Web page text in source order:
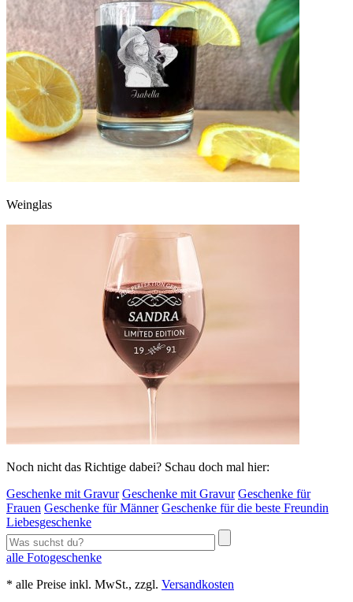
Weinglas
Noch nicht das Richtige dabei? Schau doch mal hier:
Geschenke mit Gravur Geschenke mit Gravur Geschenke für
Frauen Geschenke für Männer Geschenke für die beste Freundin
Liebesgeschenke
alle Fotogeschenke
* alle Preise inkl. MwSt., zzgl. Versandkosten